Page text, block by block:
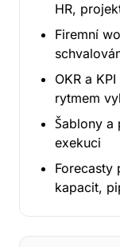
HR,
Firemní
OKR a
rytmem
Šablony a
exekuci
Forecasty
kapacit,